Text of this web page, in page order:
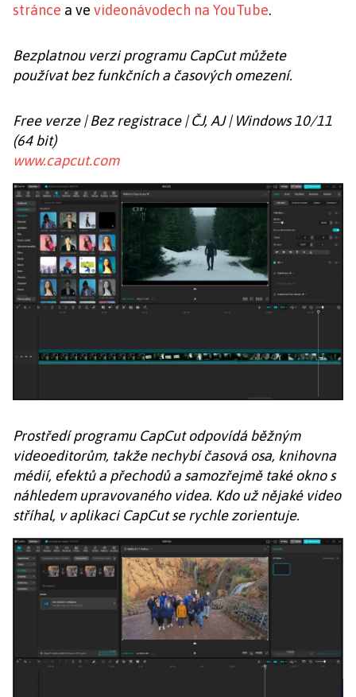
stránce a ve videonávodech na YouTube.
Bezplatnou verzi programu CapCut můžete
používat bez funkčních a časových omezení.
Free verze | Bez registrace | ČJ, AJ | Windows 10/11
(64 bit)
www.capcut.com
Prostředí programu CapCut odpovídá běžným
videoeditorům, takže nechybí časová osa, knihovna
médií, efektů a přechodů a samozřejmě také okno s
náhledem upravovaného videa. Kdo už nějaké video
stříhal, v aplikaci CapCut se rychle zorientuje.